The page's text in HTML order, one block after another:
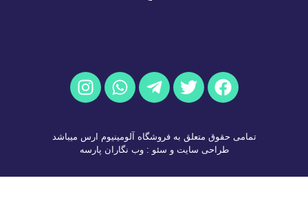
تمامی حقوق متعلق به فروشگاه آلومینیوم ارس میباشد
طراحی سایت و سئو :وب نگاران پارسه